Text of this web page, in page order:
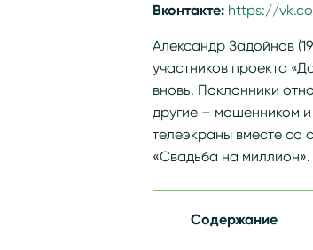
Вконтакте: https://
Александр Задойнов
участников проекта
вновь. Поклонники
другие – мошенником
телеэкраны вместе со
«Свадьба на миллион».
Содержание